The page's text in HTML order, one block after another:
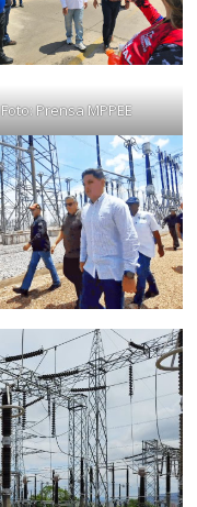
Foto: Prensa MPPEE